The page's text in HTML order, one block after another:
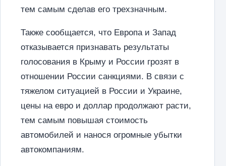
тем самым сделав его трехзначным.
Также сообщается, что Европа и Запад
отказывается признавать результаты
голосования в Крыму и России грозят в
отношении России санкциями. В связи с
тяжелом ситуацией в России и Украине,
цены на евро и доллар продолжают расти,
тем самым повышая стоимость
автомобилей и нанося огромные убытки
автокомпаниям.